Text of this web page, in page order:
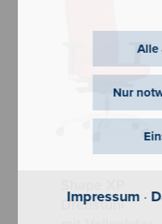
Alle
Nur
Impressum ·
Drehstuhl